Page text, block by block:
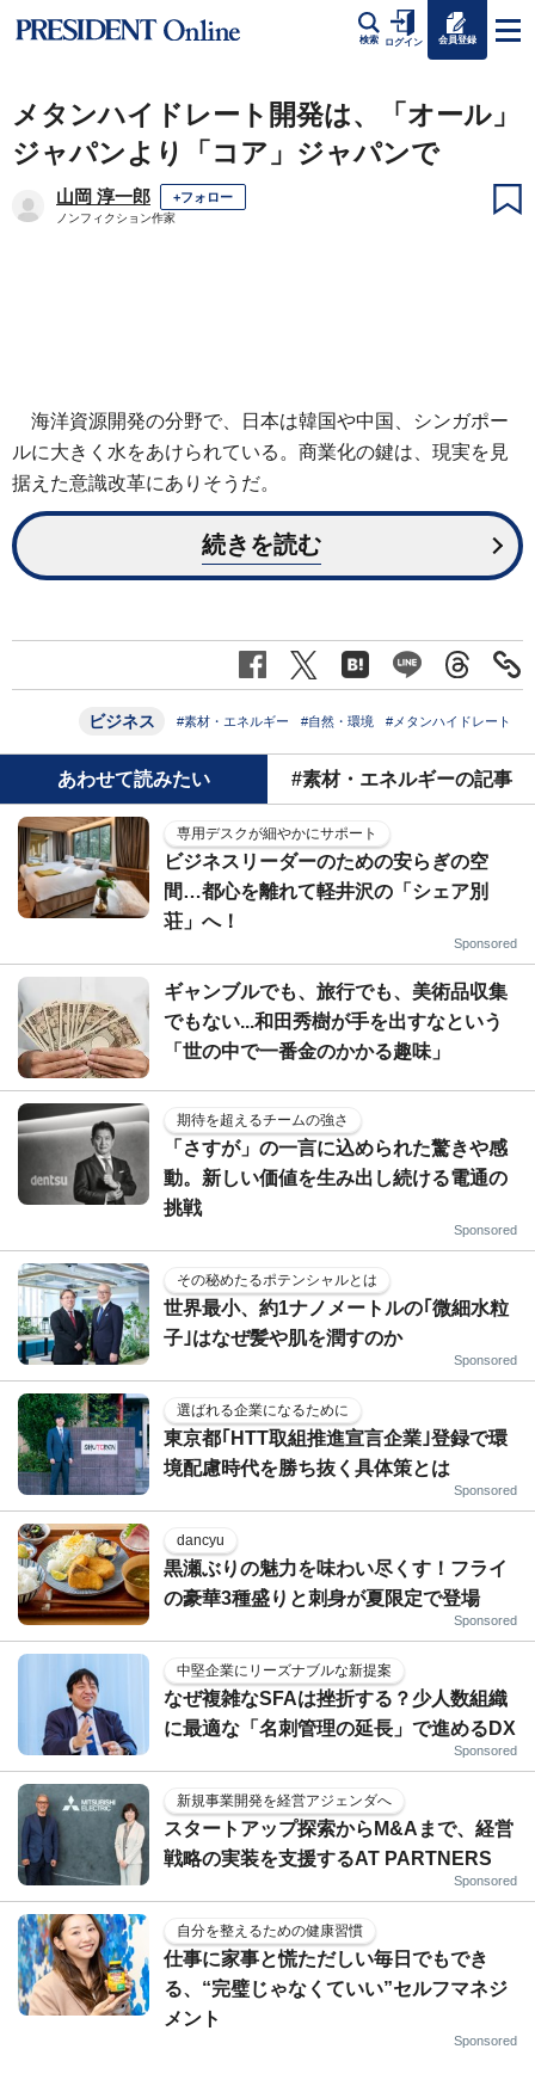
検索 ログイン 会員登録
メタンハイドレート開発は、「オール」
ジャパンより「コア」ジャパンで
山岡 淳一郎 +フォロー
ノンフィクション作家
海洋資源開発の分野で、日本は韓国や中国、シンガポー
ルに大きく水をあけられている。商業化の鍵は、現実を見
据えた意識改革にありそうだ。
続きを読む
ビジネス #素材・エネルギー #自然・環境 #メタンハイドレート
あわせて読みたい #素材・エネルギーの記事
専用デスクが細やかにサポート
ビジネスリーダーのための安らぎの空
間…都心を離れて軽井沢の「シェア別
荘」へ！
Sponsored
ギャンブルでも、旅行でも、美術品収集
でもない...和田秀樹が手を出すなという
「世の中で一番金のかかる趣味」
期待を超えるチームの強さ
「さすが」の一言に込められた驚きや感
動。新しい価値を生み出し続ける電通の
挑戦
Sponsored
その秘めたるポテンシャルとは
世界最小、約1ナノメートルの｢微細水粒
子｣はなぜ髪や肌を潤すのか
Sponsored
選ばれる企業になるために
東京都｢HTT取組推進宣言企業｣登録で環
境配慮時代を勝ち抜く具体策とは
Sponsored
dancyu
黒瀬ぶりの魅力を味わい尽くす！フライ
の豪華3種盛りと刺身が夏限定で登場
Sponsored
中堅企業にリーズナブルな新提案
なぜ複雑なSFAは挫折する？少人数組織
に最適な「名刺管理の延長」で進めるDX
Sponsored
新規事業開発を経営アジェンダへ
スタートアップ探索からM&Aまで、経営
戦略の実装を支援するAT PARTNERS
Sponsored
自分を整えるための健康習慣
仕事に家事と慌ただしい毎日でもでき
る、“完璧じゃなくていい”セルフマネジ
メント
Sponsored